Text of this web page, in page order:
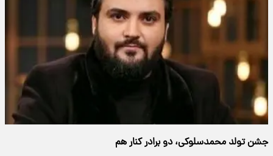
جشن تولد محمدسلوکی، دو برادر کنار هم